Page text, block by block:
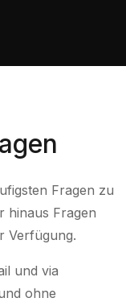
Fragen zu
hinaus Fragen
Verfügung.
und via
ohne